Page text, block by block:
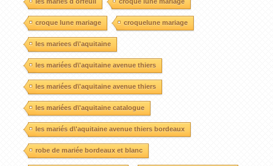
croque lune mariage croquelune mariage
les mariees d\'aquitaine
les mariées d\'aquitaine avenue thiers
les mariées d\'aquitaine avenue thiers
les mariées d\'aquitaine catalogue
les mariés d\'aquitaine avenue thiers bordeaux
robe de mariée bordeaux et blanc